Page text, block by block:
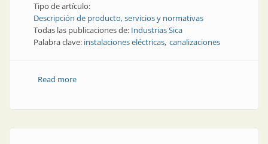
Tipo de artículo:
Descripción de producto, servicios y normativas
Todas las publicaciones de: Industrias Sica
Palabra clave: instalaciones eléctricas canalizaciones
Read moreabout Instalaciones eléctricas | Canalización